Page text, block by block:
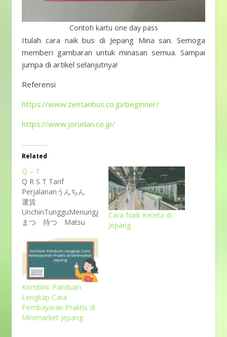
Contoh kartu one day pass
Itulah cara naik bus di Jepang Mina san. Semoga
memberi gambaran untuk minasan semua. Sampai
jumpa di artikel selanjutnya!
Referensi
https://www.zentanbus.co.jp/beginner/
https://www.jorudan.co.jp/
Related
Q – T
Q R S T Tarif
Perjalananうんちん
運賃
UnchinTungguMenunggu
まつ 待つ Matsu
Cara Naik Kereta di
Jepang
Kombini: Panduan
Lengkap Cara
Pembayaran Praktis di
Minimarket Jepang